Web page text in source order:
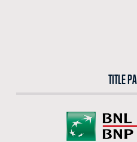
TITLE